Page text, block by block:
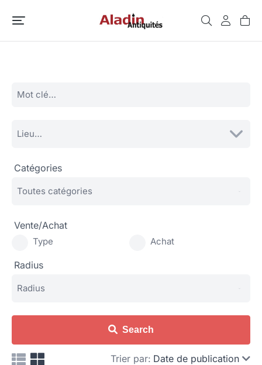
Catégories
Vente/Achat
Type Achat
Radius
Search
Trier par: Date de publication